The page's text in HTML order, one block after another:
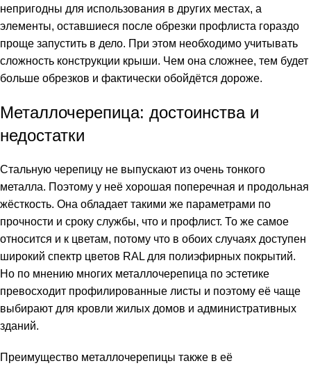
непригодны для использования в других местах, а
элементы, оставшиеся после обрезки профлиста гораздо
проще запустить в дело. При этом необходимо учитывать
сложность конструкции крыши. Чем она сложнее, тем будет
больше обрезков и фактически обойдётся дороже.
Металлочерепица: достоинства и
недостатки
Стальную черепицу не выпускают из очень тонкого
металла. Поэтому у неё хорошая поперечная и продольная
жёсткость. Она обладает такими же параметрами по
прочности и сроку службы, что и профлист. То же самое
относится и к цветам, потому что в обоих случаях доступен
широкий спектр цветов RAL для полиэфирных покрытий.
Но по мнению многих металлочерепица по эстетике
превосходит профилированные листы и поэтому её чаще
выбирают для кровли жилых домов и административных
зданий.
Преимущество металлочерепицы также в её